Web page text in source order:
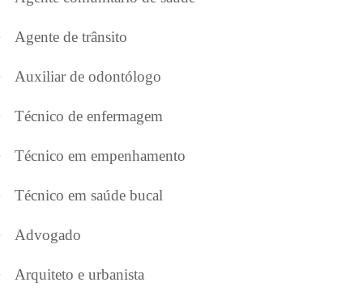
Agente de trânsito
Auxiliar de odontólogo
Técnico de enfermagem
Técnico em empenhamento
Técnico em saúde bucal
Advogado
Arquiteto e urbanista